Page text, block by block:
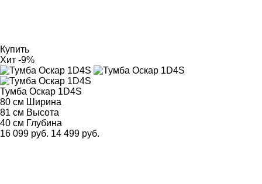
Купить
Хит -9%
Тумба Оскар 1D4S
80 см Ширина
81 см Высота
40 см Глубина
16 099 руб. 14 499 руб.